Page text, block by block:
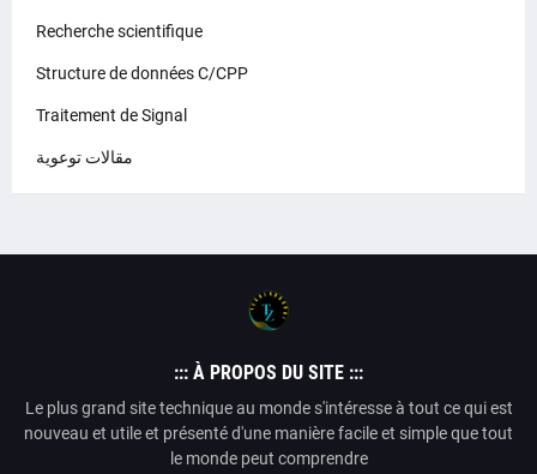
Recherche scientifique
Structure de données C/CPP
Traitement de Signal
مقالات توعوية
::: À PROPOS DU SITE :::
Le plus grand site technique au monde s'intéresse à tout ce qui est
nouveau et utile et présenté d'une manière facile et simple que tout
le monde peut comprendre